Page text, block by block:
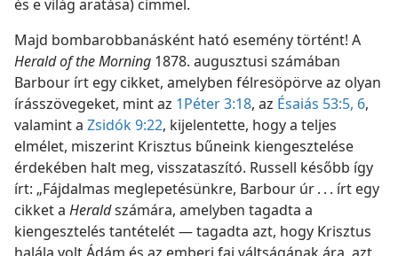
és e világ aratása) címmel.
Majd bombarobbanásként ható esemény történt! A
Herald of the Morning 1878. augusztusi számában
Barbour írt egy cikket, amelyben félresöpörve az olyan
írásszövegeket, mint az 1Péter 3:18, az Ésaiás 53:5, 6,
valamint a Zsidók 9:22, kijelentette, hogy a teljes
elmélet, miszerint Krisztus bűneink kiengesztelése
érdekében halt meg, visszataszító. Russell később így
írt: „Fájdalmas meglepetésünkre, Barbour úr . . . írt egy
cikket a Heraldszámára, amelyben tagadta a
kiengesztelés tantételét — tagadta azt, hogy Krisztus